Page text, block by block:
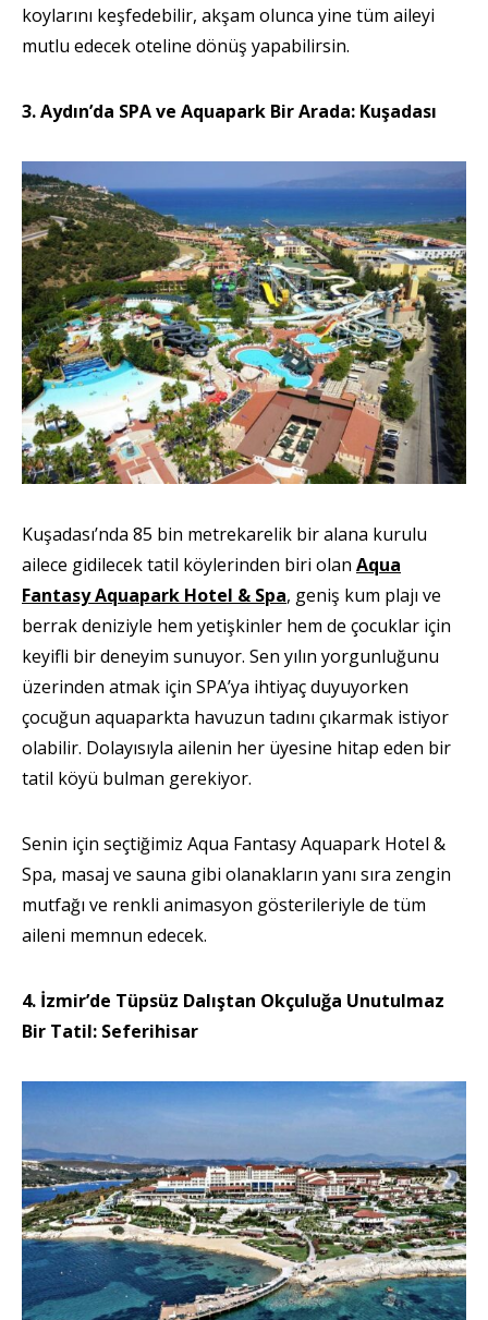
koylarını keşfedebilir, akşam olunca yine tüm aileyi
mutlu edecek oteline dönüş yapabilirsin.
3. Aydın’da SPA ve Aquapark Bir Arada: Kuşadası
Kuşadası’nda 85 bin metrekarelik bir alana kurulu
ailece gidilecek tatil köylerinden biri olan Aqua
Fantasy Aquapark Hotel & Spa, geniş kum plajı ve
berrak deniziyle hem yetişkinler hem de çocuklar için
keyifli bir deneyim sunuyor. Sen yılın yorgunluğunu
üzerinden atmak için SPA’ya ihtiyaç duyuyorken
çocuğun aquaparkta havuzun tadını çıkarmak istiyor
olabilir. Dolayısıyla ailenin her üyesine hitap eden bir
tatil köyü bulman gerekiyor.
Senin için seçtiğimiz Aqua Fantasy Aquapark Hotel &
Spa, masaj ve sauna gibi olanakların yanı sıra zengin
mutfağı ve renkli animasyon gösterileriyle de tüm
aileni memnun edecek.
4. İzmir’de Tüpsüz Dalıştan Okçuluğa Unutulmaz
Bir Tatil: Seferihisar